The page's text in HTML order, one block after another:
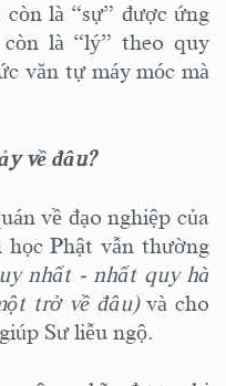
là “sự” được ứng
là “lý” theo quy
văn tự máy móc mà
về đâu?
về đạo nghiệp của
học Phật vẫn thường
nhất - nhất quy hà
trở về đâu)và cho
Sư liễu ngộ.